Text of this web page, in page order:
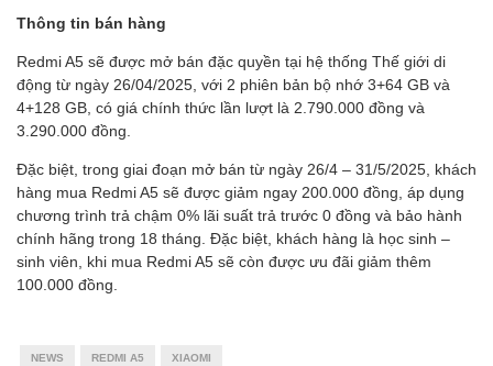
Thông tin bán hàng
Redmi A5 sẽ được mở bán đặc quyền tại hệ thống Thế giới di
động từ ngày 26/04/2025, với 2 phiên bản bộ nhớ 3+64 GB và
4+128 GB, có giá chính thức lần lượt là 2.790.000 đồng và
3.290.000 đồng.
Đặc biệt, trong giai đoạn mở bán từ ngày 26/4 – 31/5/2025, khách
hàng mua Redmi A5 sẽ được giảm ngay 200.000 đồng, áp dụng
chương trình trả chậm 0% lãi suất trả trước 0 đồng và bảo hành
chính hãng trong 18 tháng. Đặc biệt, khách hàng là học sinh –
sinh viên, khi mua Redmi A5 sẽ còn được ưu đãi giảm thêm
100.000 đồng.
NEWS REDMI A5 XIAOMI